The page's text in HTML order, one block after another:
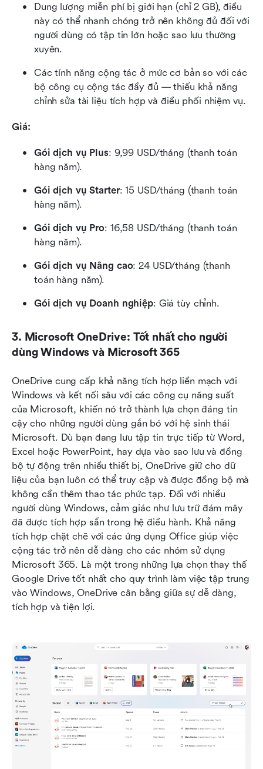
Dung lượng miễn phí bị giới hạn (chỉ 2 GB), điều
này có thể nhanh chóng trở nên không đủ đối với
người dùng có tập tin lớn hoặc sao lưu thường
xuyên.
Các tính năng cộng tác ở mức cơ bản so với các
bộ công cụ cộng tác đầy đủ — thiếu khả năng
chỉnh sửa tài liệu tích hợp và điều phối nhiệm vụ.
Giá:
Gói dịch vụ Plus: 9,99 USD/tháng (thanh toán
hàng năm).
Gói dịch vụ Starter: 15 USD/tháng (thanh toán
hàng năm).
Gói dịch vụ Pro: 16,58 USD/tháng (thanh toán
hàng năm).
Gói dịch vụ Nâng cao: 24 USD/tháng (thanh
toán hàng năm).
Gói dịch vụ Doanh nghiệp: Giá tùy chỉnh.
3. Microsoft OneDrive: Tốt nhất cho người
dùng Windows và Microsoft 365
OneDrive cung cấp khả năng tích hợp liền mạch với
Windows và kết nối sâu với các công cụ năng suất
của Microsoft, khiến nó trở thành lựa chọn đáng tin
cậy cho những người dùng gắn bó với hệ sinh thái
Microsoft. Dù bạn đang lưu tập tin trực tiếp từ Word,
Excel hoặc PowerPoint, hay dựa vào sao lưu và đồng
bộ tự động trên nhiều thiết bị, OneDrive giữ cho dữ
liệu của bạn luôn có thể truy cập và được đồng bộ mà
không cần thêm thao tác phức tạp. Đối với nhiều
người dùng Windows, cảm giác như lưu trữ đám mây
đã được tích hợp sẵn trong hệ điều hành. Khả năng
tích hợp chặt chẽ với các ứng dụng Office giúp việc
cộng tác trở nên dễ dàng cho các nhóm sử dụng
Microsoft 365. Là một trong những lựa chọn thay thế
Google Drive tốt nhất cho quy trình làm việc tập trung
vào Windows, OneDrive cân bằng giữa sự dễ dàng,
tích hợp và tiện lợi.